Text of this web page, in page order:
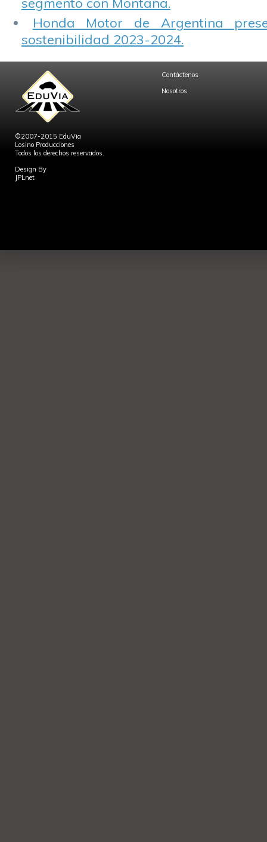
Honda Motor de Argentina
sostenibilidad 2023-2024.
©2007-2015 EduVia
Losino Producciones
Todos los derechos reservados.
Design By
JPLnet
Contáctenos
Nosotros